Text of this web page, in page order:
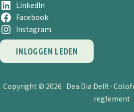
LinkedIn
Facebook
Instagram
INLOGGEN LEDEN
Copyright © 2026 · Dea Dia Delft ·
reglement